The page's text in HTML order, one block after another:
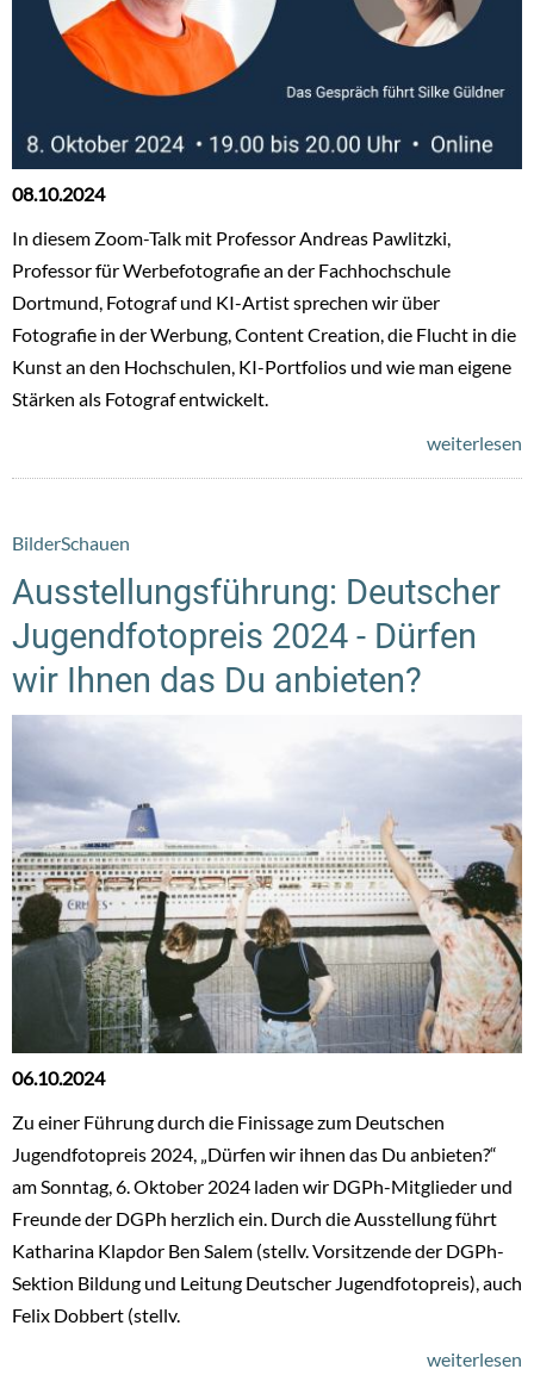
08.10.2024
In diesem Zoom-Talk mit Professor Andreas Pawlitzki,
Professor für Werbefotografie an der Fachhochschule
Dortmund, Fotograf und KI-Artist sprechen wir über
Fotografie in der Werbung, Content Creation, die Flucht in die
Kunst an den Hochschulen, KI-Portfolios und wie man eigene
Stärken als Fotograf entwickelt.
weiterlesen
BilderSchauen
Ausstellungsführung: Deutscher
Jugendfotopreis 2024 - Dürfen
wir Ihnen das Du anbieten?
06.10.2024
Zu einer Führung durch die Finissage zum Deutschen
Jugendfotopreis 2024, „Dürfen wir ihnen das Du anbieten?“
am Sonntag, 6. Oktober 2024 laden wir DGPh-Mitglieder und
Freunde der DGPh herzlich ein. Durch die Ausstellung führt
Katharina Klapdor Ben Salem (stellv. Vorsitzende der DGPh-
Sektion Bildung und Leitung Deutscher Jugendfotopreis), auch
Felix Dobbert (stellv.
weiterlesen